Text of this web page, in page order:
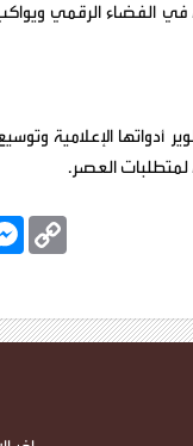
الفضاء الرقمي
أدواتها الإعلامية
لمتطلبات العصر.
M
e
n
g
C
i
n